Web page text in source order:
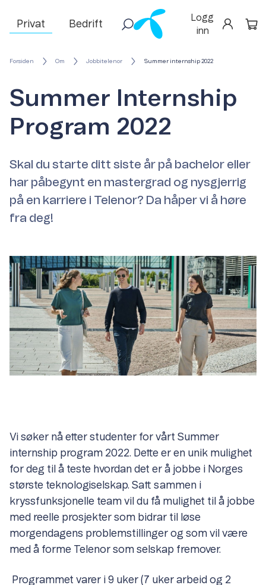
Privat Bedrift
Logg
inn
Forsiden Om Jobbitelenor Summer internship 2022
Summer Internship
Program 2022
Skal du starte ditt siste år på bachelor eller
har påbegynt en mastergrad og nysgjerrig
på en karriere i Telenor? Da håper vi å høre
fra deg!
Vi søker nå etter studenter for vårt Summer
internship program 2022. Dette er en unik mulighet
for deg til å teste hvordan det er å jobbe i Norges
største teknologiselskap. Satt sammen i
kryssfunksjonelle team vil du få mulighet til å jobbe
med reelle prosjekter som bidrar til løse
morgendagens problemstillinger og som vil være
med å forme Telenor som selskap fremover.
Programmet varer i 9 uker (7 uker arbeid og 2